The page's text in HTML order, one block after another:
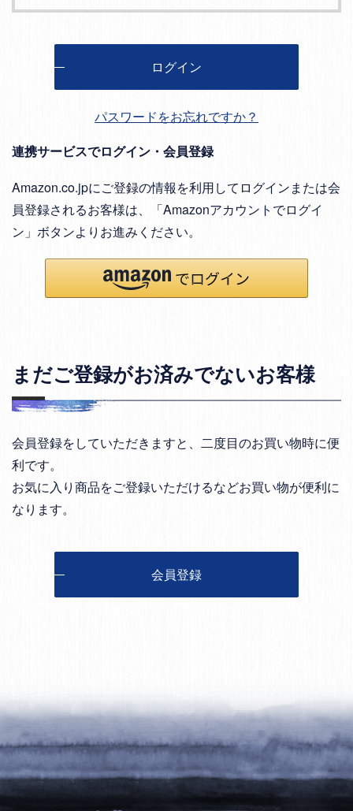
ログイン
パスワードをお忘れですか？
連携サービスでログイン・会員登録
Amazon.co.jpにご登録の情報を利用してログインまたは会
員登録されるお客様は、「Amazonアカウントでログイ
ン」ボタンよりお進みください。
まだご登録がお済みでないお客様
会員登録をしていただきますと、二度目のお買い物時に便
利です。
お気に入り商品をご登録いただけるなどお買い物が便利に
なります。
会員登録